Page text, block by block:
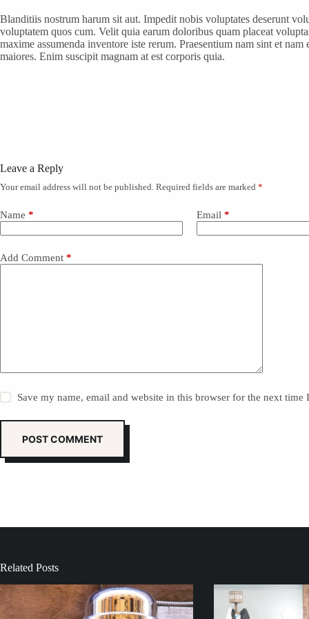
Blanditiis nostrum harum sit aut. Impedit nobis voluptates deserunt
voluptatem quos cum. Velit quia earum doloribus quam placeat
maxime assumenda inventore iste rerum. Praesentium nam sint et
maiores. Enim suscipit magnam at est corporis quia.
Leave a Reply
Your email address will not be published. Required fields are marked *
Name * Email *
Add Comment *
Save my name, email and website in this browser for the next time
POST COMMENT
Related Posts